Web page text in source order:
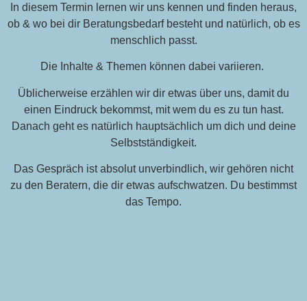
In diesem Termin lernen wir uns kennen und finden heraus,
ob & wo bei dir Beratungsbedarf besteht und natürlich, ob es
menschlich passt.
Die Inhalte & Themen können dabei variieren.
Üblicherweise erzählen wir dir etwas über uns, damit du
einen Eindruck bekommst, mit wem du es zu tun hast.
Danach geht es natürlich hauptsächlich um dich und deine
Selbstständigkeit.
Das Gespräch ist absolut unverbindlich, wir gehören nicht
zu den Beratern, die dir etwas aufschwatzen. Du bestimmst
das Tempo.